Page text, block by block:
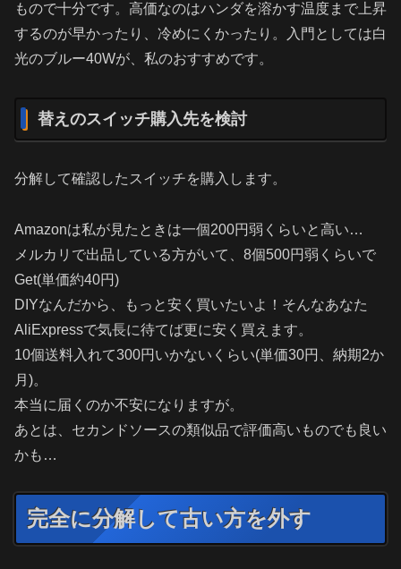
もので十分です。高価なのはハンダを溶かす温度まで上昇
するのが早かったり、冷めにくかったり。入門としては白
光のブルー40Wが、私のおすすめです。
替えのスイッチ購入先を検討
分解して確認したスイッチを購入します。
Amazonは私が見たときは一個200円弱くらいと高い…
メルカリで出品している方がいて、8個500円弱くらいで
Get(単価約40円)
DIYなんだから、もっと安く買いたいよ！そんなあなた
AliExpressで気長に待てば更に安く買えます。
10個送料入れて300円いかないくらい(単価30円、納期2か
月)。
本当に届くのか不安になりますが。
あとは、セカンドソースの類似品で評価高いものでも良い
かも…
完全に分解して古い方を外す